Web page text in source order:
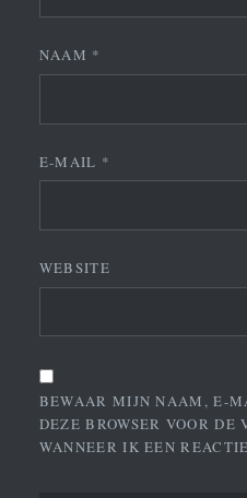
NAAM *
E-MAIL *
WEBSITE
BEWAAR MIJN NAAM, E-
DEZE BROWSER VOOR DE
WANNEER IK EEN